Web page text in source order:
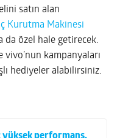
satın alan
Kurutma Makinesi
da özel hale getirecek.
vivo’nun kampanyaları
hediyeler alabilirsiniz.